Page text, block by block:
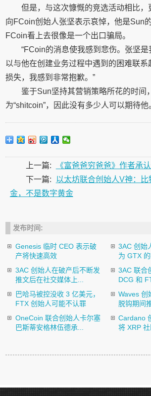
但是，与这次慷慨的竞选活动相比，
向FCoin创始人张坚表示哀悼，他是Sun
FCoin看上去很像是一个出口骗局。
“FCoin的消息使我感到悲伤。张坚
以与他在创建业务过程中遇到的困难联系
损失，我感到非常抱歉。”
鉴于Sun坚持其营销策略所花的时间
为“shitcoin”，因此没有多少人可以期待他
上一篇:
《富爸爸穷爸爸》作者承
下一篇:
以太坊联合创始人V神：
金，不是数字黄金
发布时间:
Genesis 临时 CEO 表示破
产将快速高效
3AC 创始
为 GTX 的
3AC 创始人在破产后不断发
推文后在社交媒体上...
3AC 联合
DCG 和
巴哈马被控没收 3 亿美元，
FTX 创始人可能不认罪
Waves 创
脱钩期间
OneCoin 联合创始人卡尔塞
巴斯蒂安格林伍德承...
Cardano
将 XRP 社